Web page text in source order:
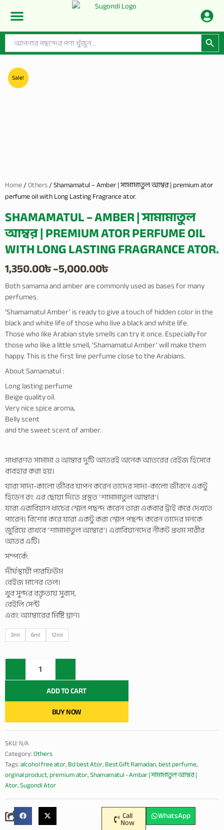
content
Search
for:
Search Button
Sale!
Home/Others/ Shamamatul – Amber | সামামাতুল আম্বর | premium ator
perfume oil with Long Lasting Fragrance ator.
SHAMAMATUL – AMBER | সামামাতুল
আম্বর | PREMIUM ATOR PERFUME OIL
WITH LONG LASTING FRAGRANCE ATOR.
1,350.00৳–5,000.00৳
Price
range:
1,350.00৳
through
5,000.00৳
Both samama and amber are commonly used as bases for many
perfumes.
‘Shamamatul Amber’ is ready to give a touch of hidden color in the
black and white life of those who live a black and white life.
Those who like Arabian style smells can try it once. Especially for
those who like a little smell, ‘Shamamatul Amber’ will make them
happy. This is the first line perfume close to the Arabians.
About Samamatul :
Long lasting perfume
Beige quality oil.
Very nice spice aroma,
Belly scent
and the sweet scent of amber.
সাধারণত সামামা ও আম্বার দুটি আতরই অনেক আতরের বেইজ হিসেবে
ব্যবহার করা হয়।
যারা সাদা-কালো জীবব যাপন করেন তাদের সাদা-কালো জীবনে একটু
হিডেন রং এর ছোয়া দিতে প্রস্তুত ‘শামামাতুল আম্বার’।
যারা এরাবিয়ান ধাচের স্মেল পছন্দ করেন তারা একবার ট্রাই করে দেখতে
পারেন। বিশেষ করে যারা একটু করা স্মেল পছন্দ করেন তাদের মনকে
জুরিয়ে রাখবে ‘শামামাতুল আম্বার’। এরাবিয়ানদের নীকট প্রথম সারীর
আতর এটি।
সম্পর্কে:
দীর্ঘস্থায়ী পারফিউম
বেইজ মানের তেল।
খুব সুন্দর বক্তৃতায় সুবাস,
বেইলি সেন্ট
এবং অ্যাম্বারের মিষ্টি ঘ্রাণ।
3ml 6ml 12ml
Shamamatul
-
সামামাতুল
premium
perfume
with
Long
Lasting
Fragrance
ator.
ADD TO CART
BUY NOW
SKU:N/A
Category:Others
Tags:alcohol free ator,Bd best Ator,Best Gift Ramadan,best perfume,
orginal product,premium ator,Shamamatul - Ambar | সামামাতুল আম্বর |
Ator,Sugondi Ator
Call
Now
WhatsApp